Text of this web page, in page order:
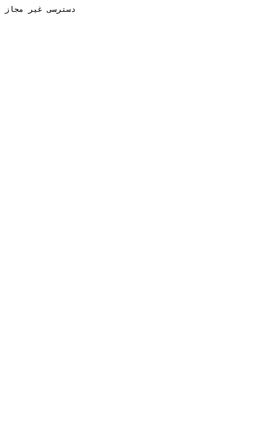
دسترسی غیر مجاز